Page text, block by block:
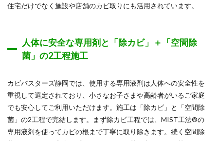
住宅だけでなく施設や店舗のカビ取りにも活用されています。
人体に安全な専用剤と「除カビ」＋「空間除
菌」の2工程施工
カビバスターズ静岡では、使用する専用液剤は人体への安全性を
重視して選定されており、小さなお子さまや高齢者がいるご家庭
でも安心してご利用いただけます。施工は「除カビ」と「空間除
菌」の2工程で完結します。まず除カビ工程では、MIST工法®の
専用液剤を使ってカビの根まで丁寧に取り除きます。続く空間除